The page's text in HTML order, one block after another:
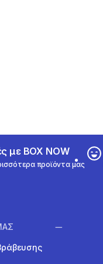
με BOX NOW
προϊόντα μας